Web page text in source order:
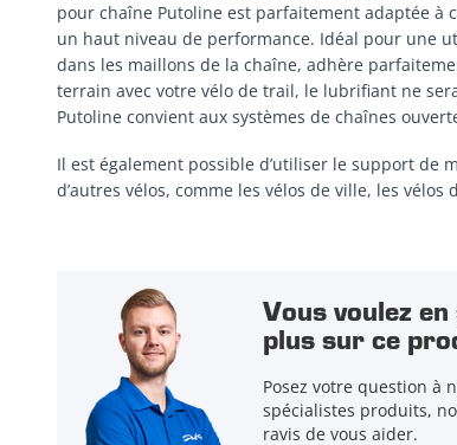
pour chaîne Putoline est parfaitement adaptée à
un haut niveau de performance. Idéal pour une
dans les maillons de la chaîne, adhère
terrain avec votre vélo de trail, le lubrifiant ne
Putoline convient aux systèmes de chaînes
Il est également possible d’utiliser le support de
d’autres vélos, comme les vélos de ville, les
Vous voulez
plus sur ce
Posez votre question à
spécialistes produits,
ravis de vous aider.